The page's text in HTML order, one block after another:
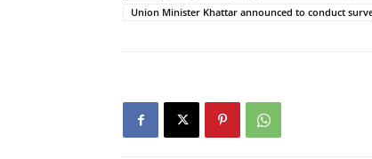
Union Minister Khattar announced to conduct